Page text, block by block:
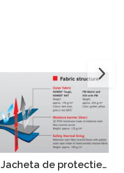
Jacheta de protectie